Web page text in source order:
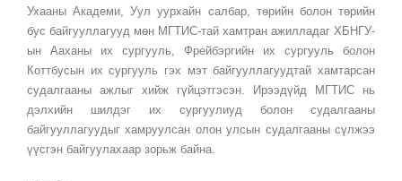
Ухааны Академи, Уул уурхайн салбар, төрийн болон төрийн
бус байгууллагууд мөн МГТИС-тай хамтран ажилладаг ХБНГУ-
ын Ааханы их сургууль, Фрейбэргийн их сургууль болон
Коттбусын их сургууль гэх мэт байгууллагуудтай хамтарсан
судалгааны ажлыг хийж гүйцэтгэсэн. Ирээдүйд МГТИС нь
дэлхийн шилдэг их сургуулиуд болон судалгааны
байгууллагуудыг хамруулсан олон улсын судалгааны сүлжээ
үүсгэн байгуулахаар зорьж байна.